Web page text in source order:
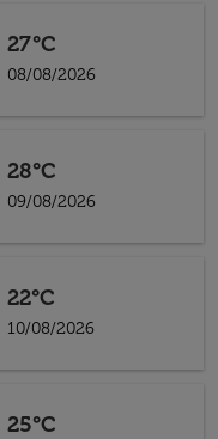
27°C
08/08/2026
28°C
09/08/2026
22°C
10/08/2026
25°C